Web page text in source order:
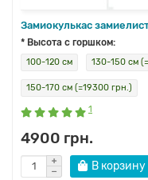
Замиокулькас
* Высота с горшком:
100-120 см 130-150 см
150-170 см (=19300 грн.)
1
4900 грн.
В корзину